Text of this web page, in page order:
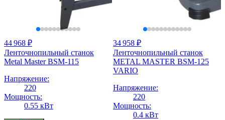
44 968 ₽
Ленточнопильный станок
Metal Master BSM-115
Напряжение:
220
Мощность:
0.55 кВт
34 958 ₽
Ленточнопильный станок
METAL MASTER BSM-125
VARIO
Напряжение:
220
Мощность:
0.4 кВт